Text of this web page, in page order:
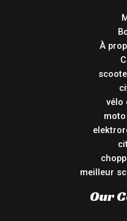
À
vélo
meilleur
Our